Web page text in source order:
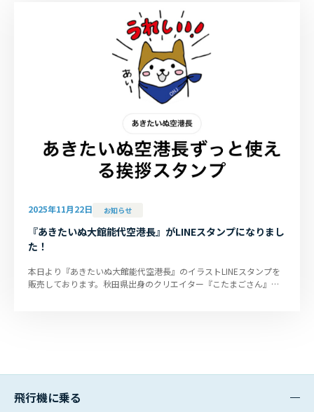
2025年11月22日 お知らせ
『あきたいぬ大館能代空港長』がLINEスタンプになりまし
た！
本日より『あきたいぬ大館能代空港長』のイラストLINEスタンプを
販売しております。秋田県出身のクリエイター『こたまごさん』が
飛行機に乗る